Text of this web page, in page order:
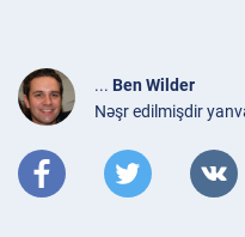
... Ben Wilder
Nəşr edilmişdir